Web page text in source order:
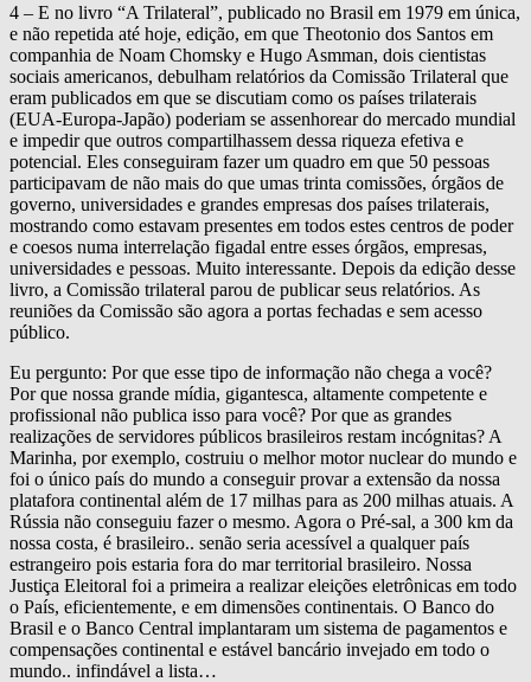
4 – E no livro “A Trilateral”, publicado no Brasil em 1979 em única,
e não repetida até hoje, edição, em que Theotonio dos Santos em
companhia de Noam Chomsky e Hugo Asmman, dois cientistas
sociais americanos, debulham relatórios da Comissão Trilateral que
eram publicados em que se discutiam como os países trilaterais
(EUA-Europa-Japão) poderiam se assenhorear do mercado mundial
e impedir que outros compartilhassem dessa riqueza efetiva e
potencial. Eles conseguiram fazer um quadro em que 50 pessoas
participavam de não mais do que umas trinta comissões, órgãos de
governo, universidades e grandes empresas dos países trilaterais,
mostrando como estavam presentes em todos estes centros de poder
e coesos numa interrelação figadal entre esses órgãos, empresas,
universidades e pessoas. Muito interessante. Depois da edição desse
livro, a Comissão trilateral parou de publicar seus relatórios. As
reuniões da Comissão são agora a portas fechadas e sem acesso
público.
Eu pergunto: Por que esse tipo de informação não chega a você?
Por que nossa grande mídia, gigantesca, altamente competente e
profissional não publica isso para você? Por que as grandes
realizações de servidores públicos brasileiros restam incógnitas? A
Marinha, por exemplo, costruiu o melhor motor nuclear do mundo e
foi o único país do mundo a conseguir provar a extensão da nossa
platafora continental além de 17 milhas para as 200 milhas atuais. A
Rússia não conseguiu fazer o mesmo. Agora o Pré-sal, a 300 km da
nossa costa, é brasileiro.. senão seria acessível a qualquer país
estrangeiro pois estaria fora do mar territorial brasileiro. Nossa
Justiça Eleitoral foi a primeira a realizar eleições eletrônicas em todo
o País, eficientemente, e em dimensões continentais. O Banco do
Brasil e o Banco Central implantaram um sistema de pagamentos e
compensações continental e estável bancário invejado em todo o
mundo.. infindável a lista…